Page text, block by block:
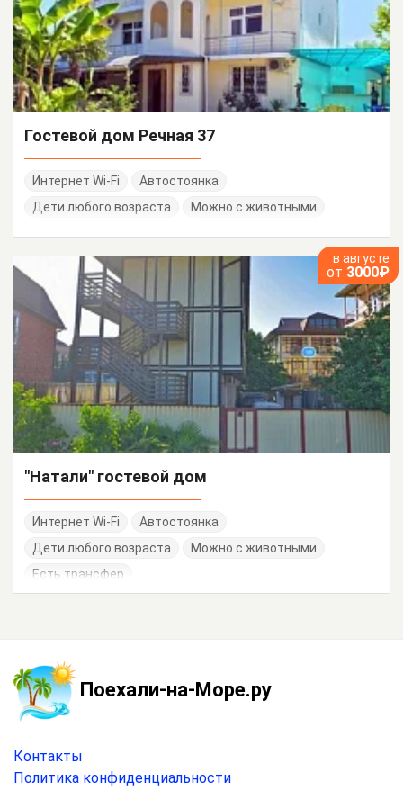
Гостевой дом Речная 37
Интернет Wi-Fi
Автостоянка
Дети любого возраста
Можно с животными
в августе
от 3000₽
"Натали" гостевой дом
Интернет Wi-Fi
Автостоянка
Дети любого возраста
Можно с животными
Есть трансфер
Поехали-на-Море.ру
Контакты
Политика конфиденциальности